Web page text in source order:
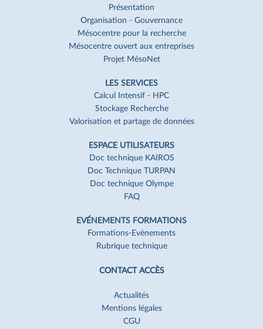
Présentation
Organisation - Gouvernance
Mésocentre pour la recherche
Mésocentre ouvert aux entreprises
Projet MésoNet
LES SERVICES
Calcul Intensif - HPC
Stockage Recherche
Valorisation et partage de données
ESPACE UTILISATEURS
Doc technique KAIROS
Doc Technique TURPAN
Doc technique Olympe
FAQ
EVÉNEMENTS FORMATIONS
Formations-Evènements
Rubrique technique
CONTACT ACCÈS
Actualités
Mentions légales
CGU